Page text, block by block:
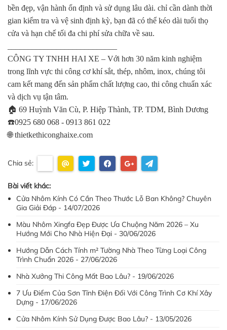
bền đẹp, vận hành ổn định và sử dụng lâu dài. chỉ cần dành thời
gian kiểm tra và vệ sinh định kỳ, bạn đã có thể kéo dài tuổi thọ
cửa và hạn chế tối đa chi phí sửa chữa về sau.
CÔNG TY TNHH HAI XE – Với hơn 30 năm kinh nghiệm
trong lĩnh vực thi công cơ khí sắt, thép, nhôm, inox, chúng tôi
cam kết mang đến sản phẩm chất lượng cao, thi công chuẩn xác
và dịch vụ tận tâm.
🏠 69 Huỳnh Văn Cù, P. Hiệp Thành, TP. TDM, Bình Dương
☎️0925 680 068 - 0913 861 022
🌐 thietkethiconghaixe.com
Chia sẻ:
Bài viết khác:
Cửa Nhôm Kính Có Cần Theo Thước Lỗ Ban Không? Chuyên
Gia Giải Đáp - 14/07/2026
Màu Nhôm Xingfa Đẹp Được Ưa Chuộng Năm 2026 – Xu
Hướng Mới Cho Nhà Hiện Đại - 30/06/2026
Hướng Dẫn Cách Tính m² Tường Nhà Theo Từng Loại Công
Trình Chuẩn 2026 - 27/06/2026
Nhà Xưởng Thi Công Mất Bao Lâu? - 19/06/2026
7 Ưu Điểm Của Sơn Tĩnh Điện Đối Với Công Trình Cơ Khí Xây
Dựng - 17/06/2026
Cửa Nhôm Kính Sử Dụng Được Bao Lâu? - 13/05/2026